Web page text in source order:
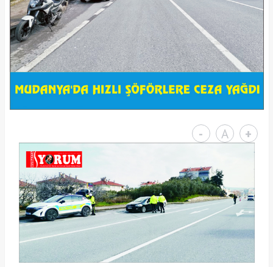
- A +